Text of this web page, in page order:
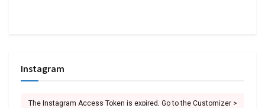
Instagram
The Instagram Access Token is expired, Go to the Customizer >